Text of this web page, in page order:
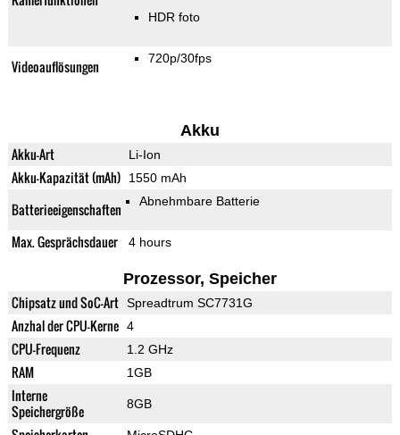
HDR foto
Videoauflösungen 720p/30fps
Akku
Akku-Art Li-Ion
Akku-Kapazität (mAh) 1550 mAh
Batterieeigenschaften Abnehmbare Batterie
Max. Gesprächsdauer 4 hours
Prozessor, Speicher
Chipsatz und SoC-Art Spreadtrum SC7731G
Anzhal der CPU-Kerne 4
CPU-Frequenz 1.2 GHz
RAM 1GB
Interne
Speichergröße
8GB